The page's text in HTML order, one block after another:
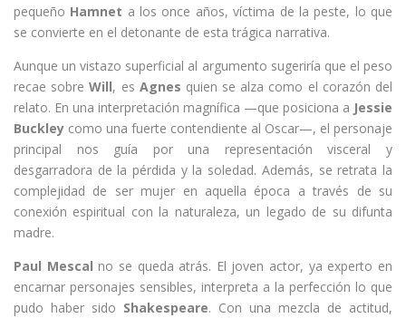
pequeño Hamnet a los once años, víctima de la peste, lo que
se convierte en el detonante de esta trágica narrativa.
Aunque un vistazo superficial al argumento sugeriría que el peso
recae sobreWill, es Agnes quien se alza como el corazón del
relato. En una interpretación magnífica —que posiciona a Jessie
Buckley como una fuerte contendiente al Oscar—, el personaje
principal nos guía por una representación visceral y
desgarradora de la pérdida y la soledad. Además, se retrata la
complejidad de ser mujer en aquella época a través de su
conexión espiritual con la naturaleza, un legado de su difunta
madre.
Paul Mescal no se queda atrás. El joven actor, ya experto en
encarnar personajes sensibles, interpreta a la perfección lo que
pudo haber sido Shakespeare. Con una mezcla de actitud,